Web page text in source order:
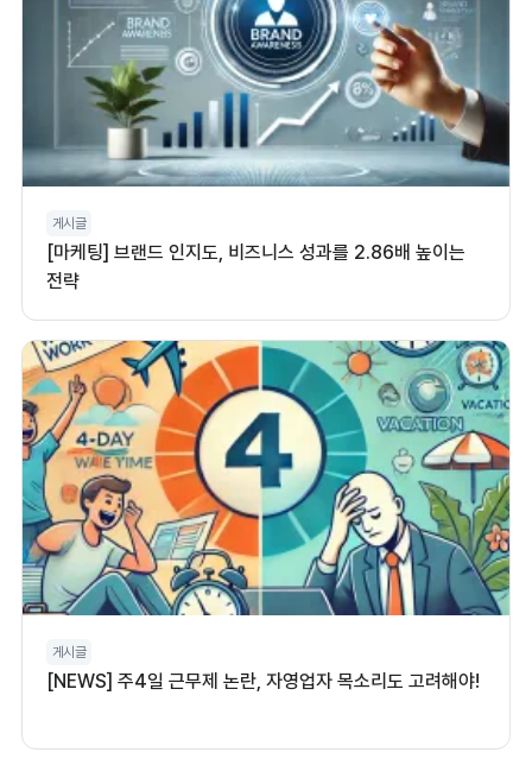
게시글
[마케팅] 브랜드 인지도, 비즈니스 성과를 2.86배 높이는
전략
게시글
[NEWS] 주4일 근무제 논란, 자영업자 목소리도 고려해야!